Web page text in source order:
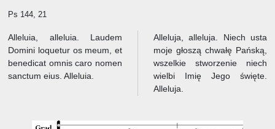
Ps 144, 21
Alleluia, alleluia. Laudem
Domini loquetur os meum, et
benedicat omnis caro nomen
sanctum eius. Alleluia.
Alleluja, alleluja. Niech usta
moje głoszą chwałę Pańską,
wszelkie stworzenie niech
wielbi Imię Jego święte.
Alleluja.